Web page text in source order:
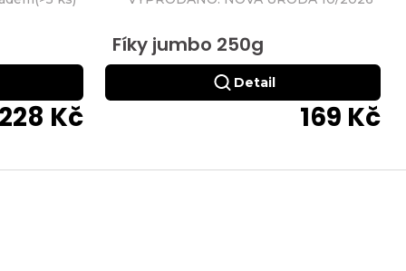
228 Kč
Fíky jumbo 250g
169 Kč
Detail